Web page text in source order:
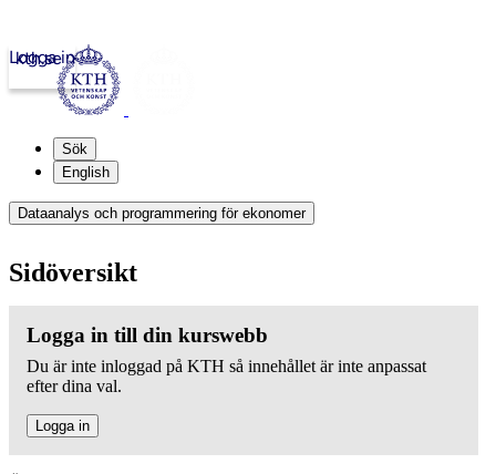
kth.se
Logga in
Sök
English
Dataanalys och programmering för ekonomer
Sidöversikt
Logga in till din kurswebb
Du är inte inloggad på KTH så innehållet är inte anpassat
efter dina val.
Logga in